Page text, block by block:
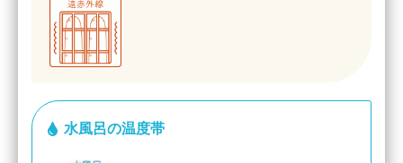
水風呂の温度帯